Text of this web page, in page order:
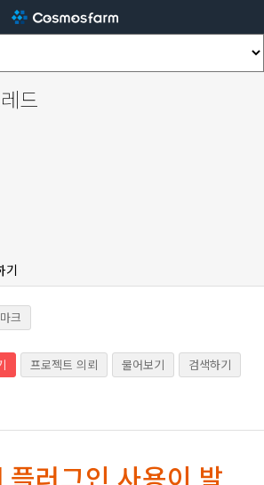
드
기
크
프로젝트 의뢰 물어보기
검색하기
러그인 사용이 발